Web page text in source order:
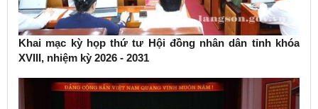
Khai mạc kỳ họp thứ tư Hội đồng nhân dân tỉnh khóa
XVIII, nhiệm kỳ 2026 - 2031